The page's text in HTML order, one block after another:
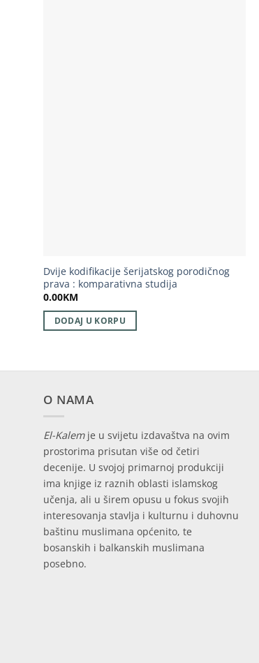
Dvije kodifikacije šerijatskog porodičnog
prava : komparativna studija
0.00KM
DODAJ U KORPU
O NAMA
El-Kalemje u svijetu izdavaštva na ovim
prostorima prisutan više od četiri
decenije. U svojoj primarnoj produkciji
ima knjige iz raznih oblasti islamskog
učenja, ali u širem opusu u fokus svojih
interesovanja stavlja i kulturnu i duhovnu
baštinu muslimana općenito, te
bosanskih i balkanskih muslimana
posebno.